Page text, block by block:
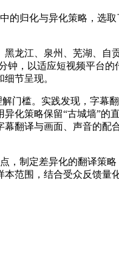
的归化与异化策略，选
龙江、泉州、芜湖、自
钟，以适应短视频平台
节呈现。
门槛。实践发现，字幕
化策略保留“古城墙”的
翻译与画面、声音的配
，制定差异化的翻译策
范围，结合受众反馈量